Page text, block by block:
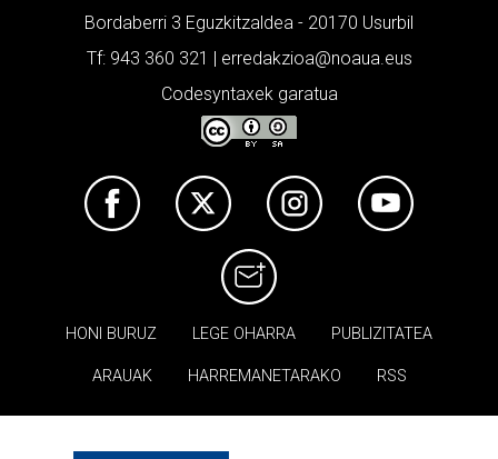
Bordaberri 3 Eguzkitzaldea - 20170 Usurbil
Tf: 943 360 321 | erredakzioa@noaua.eus
Codesyntaxek garatua
HONI BURUZ LEGE OHARRA PUBLIZITATEA
ARAUAK HARREMANETARAKO RSS